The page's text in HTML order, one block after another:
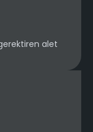
alet